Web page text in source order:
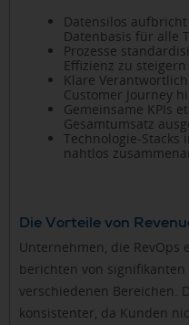
Datensilos
Datenbasis für alle
Prozesse
Effizienz zu steigern
Klare
Customer Journey
Gemeinsame KPIs
Gesamtumsatz
Technologie-Stacks
nahtlos
Die Vorteile von
Unternehmen, die
berichten von signifikanten
verschiedenen Bereichen.
konsistenter, da Kunden